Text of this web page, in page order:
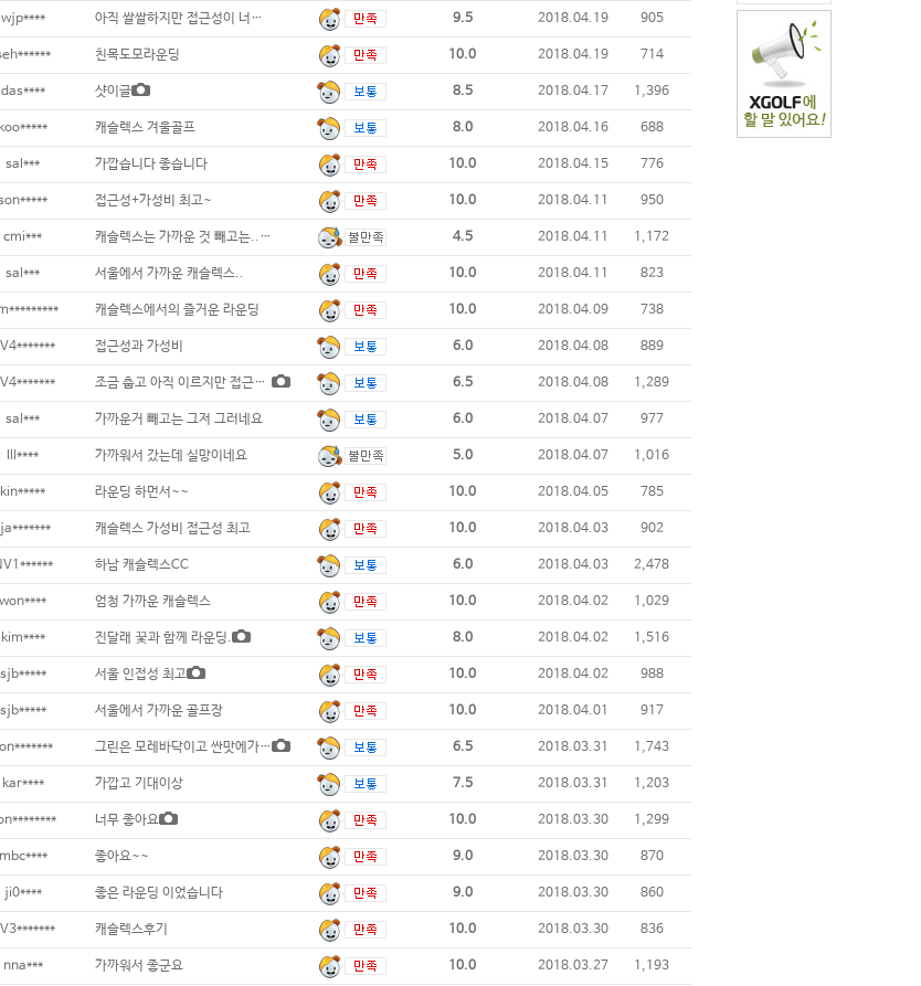
wjp**** 아직 쌀쌀하지만 접근성이 너무 좋아요 9.5 2018.04.19 905
친목도모라운딩 10.0 2018.04.19 714
das**** 샷이글 8.5 2018.04.17 1,396
koo***** 캐슬렉스 겨울골프 8.0 2018.04.16 688
sal*** 가깝습니다 좋습니다 10.0 2018.04.15 776
접근성+가성비 최고~ 10.0 2018.04.11 950
cmi*** 캐슬렉스는 가까운 것 빼고는...추천하기 어 4.5 2018.04.11 1,172
sal*** 서울에서 가까운 캐슬렉스.. 10.0 2018.04.11 823
캐슬렉스에서의 즐거운 라운딩 10.0 2018.04.09 738
접근성과 가성비 6.0 2018.04.08 889
조금 춥고 아직 이르지만 접근성으로.. 6.5 2018.04.08 1,289
sal*** 가까운거 빼고는 그저 그러네요 6.0 2018.04.07 977
lll**** 가까워서 갔는데 실망이네요 5.0 2018.04.07 1,016
kin***** 라운딩 하먼서~~ 10.0 2018.04.05 785
캐슬렉스 가성비 접근성 최고 10.0 2018.04.03 902
하남 캐슬렉스CC 6.0 2018.04.03 2,478
won**** 엄청 가까운 캐슬렉스 10.0 2018.04.02 1,029
kim**** 진달래 꿏과 함께 라운딩. 8.0 2018.04.02 1,516
sjb***** 서울 인접성 최고 10.0 2018.04.02 988
sjb***** 서울에서 가까운 골프장 10.0 2018.04.01 917
그린은 모레바닥이고 싼맛에가까운대가긴좋으나 6.5 2018.03.31 1,743
kar**** 가깝고 기대이상 7.5 2018.03.31 1,203
너무 좋아요 10.0 2018.03.30 1,299
mbc**** 좋아요~~ 9.0 2018.03.30 870
ji0**** 좋은 라운딩 이었습니다 9.0 2018.03.30 860
캐슬렉스후기 10.0 2018.03.30 836
nna*** 가까워서 좋군요 10.0 2018.03.27 1,193